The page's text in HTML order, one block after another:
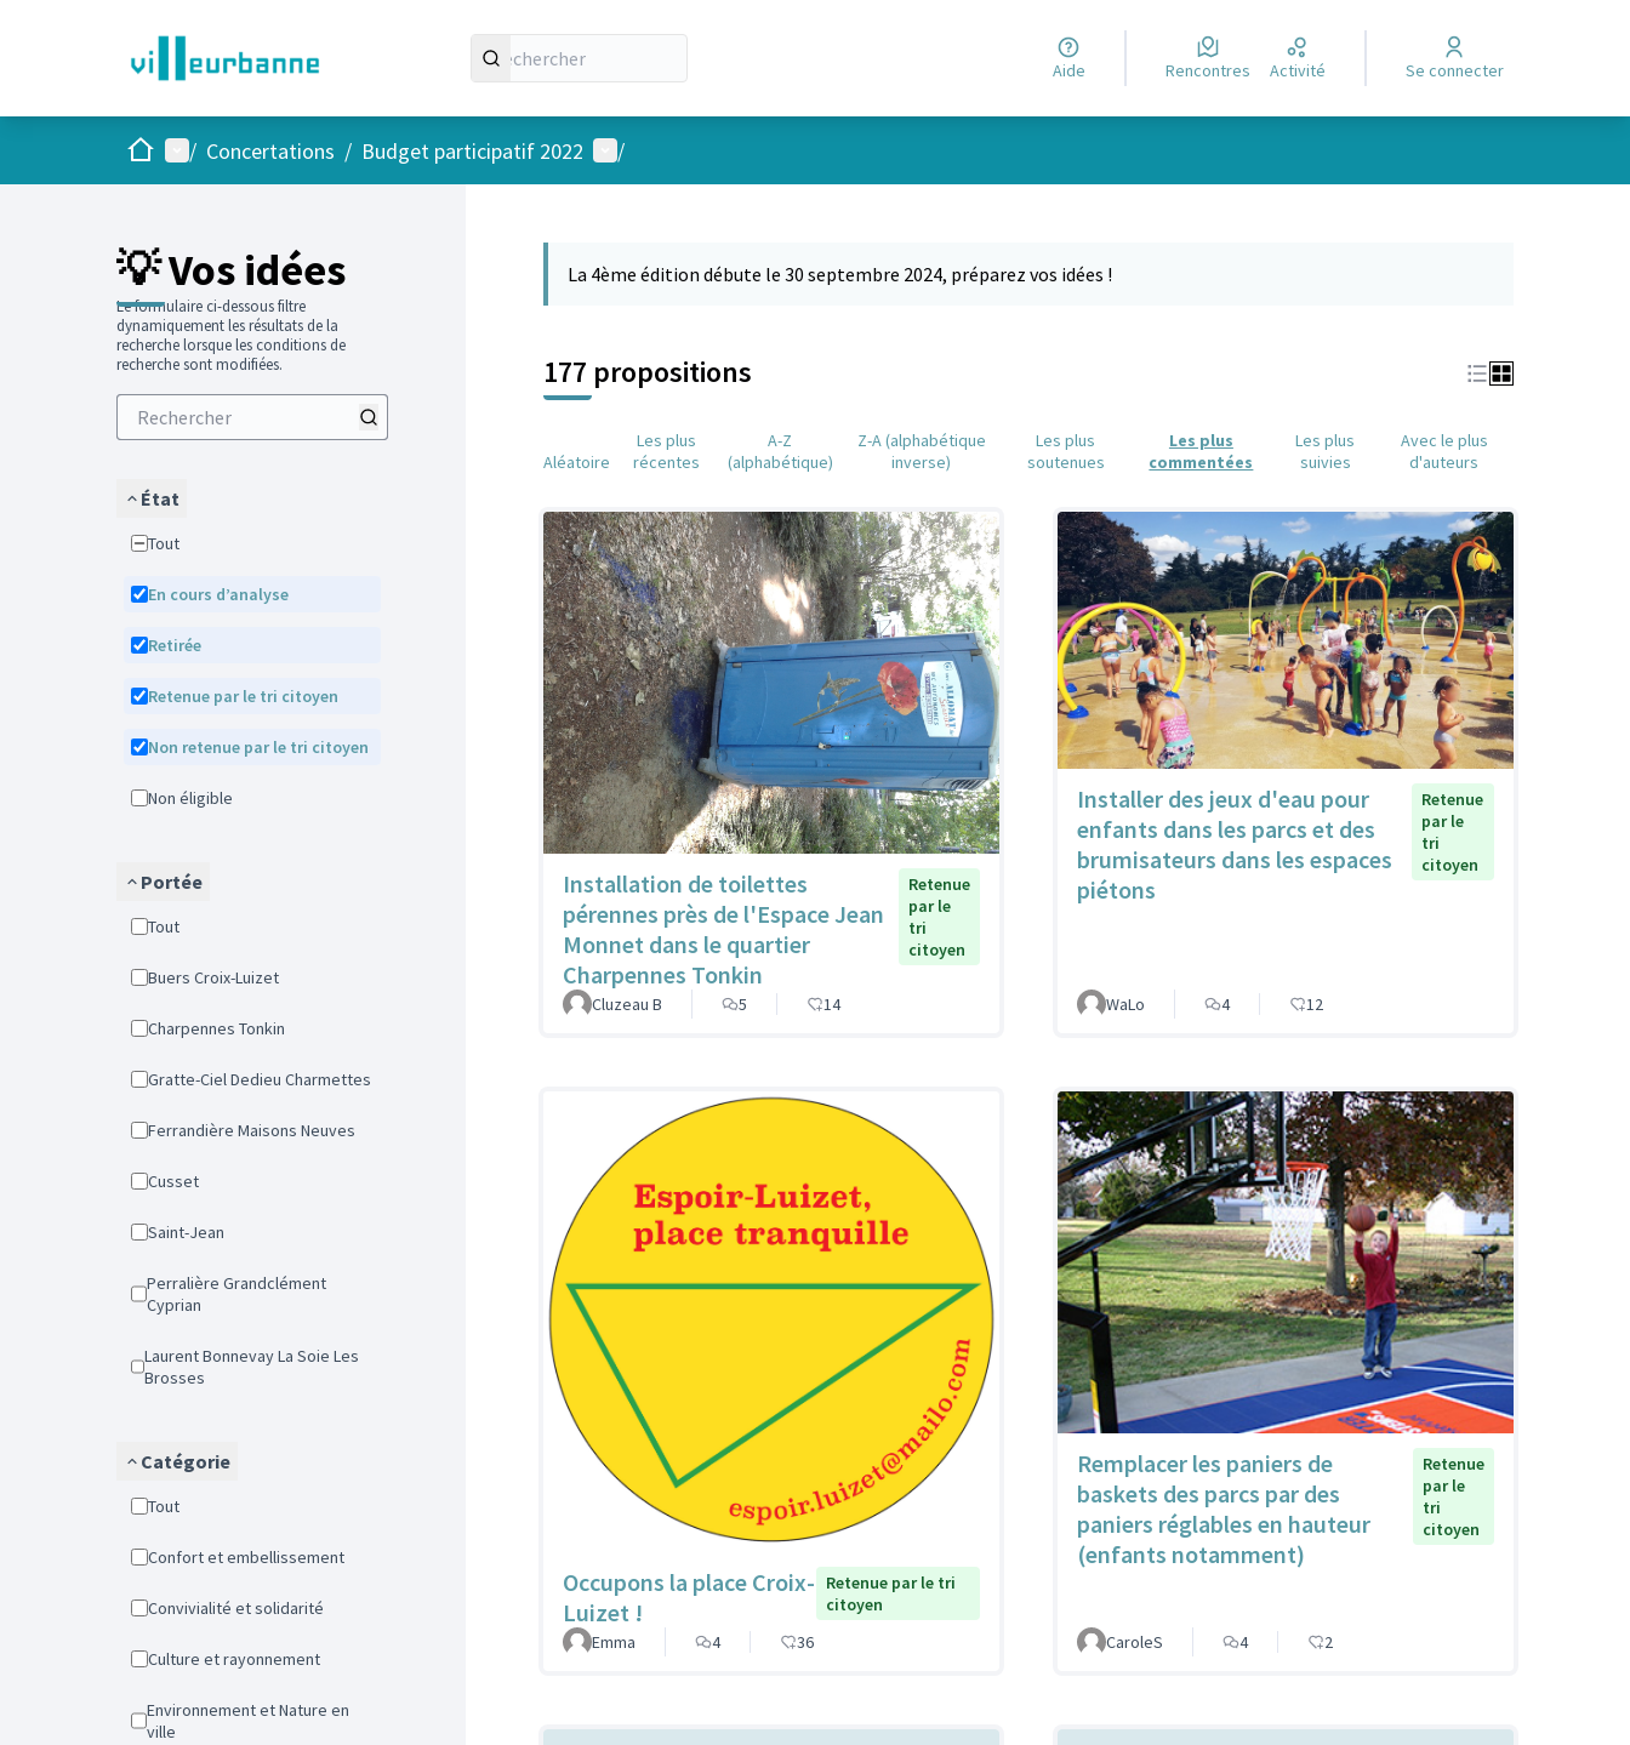
Aide Rencontres Activité Se connecter
AccueilMenu principal
/ Concertations / Budget participatif 2022 Menu utilisateur
/
💡 Vos idées
Le formulaire ci-dessous filtre
dynamiquement les résultats de la
recherche lorsque les conditions de
recherche sont modifiées.
État
Tout
En cours d’analyse
Retirée
Retenue par le tri citoyen
Non retenue par le tri citoyen
Non éligible
Portée
Tout
Buers Croix-Luizet
Charpennes Tonkin
Gratte-Ciel Dedieu Charmettes
Ferrandière Maisons Neuves
Cusset
Saint-Jean
Perralière Grandclément
Cyprian
Laurent Bonnevay La Soie Les
Brosses
Catégorie
Tout
Confort et embellissement
Convivialité et solidarité
Culture et rayonnement
Environnement et Nature en
ville
La 4ème édition débute le 30 septembre 2024, préparez vos idées !
177 propositions
Aléatoire
Les plus
récentes
A-Z
(alphabétique)
Z-A (alphabétique
inverse)
Les plus
soutenues
Les plus
commentées
Les plus
suivies
Avec le plus
d'auteurs
Installation de toilettes
pérennes près de l'Espace Jean
Monnet dans le quartier
Charpennes Tonkin
Retenue
par le
tri
citoyen
Cluzeau B 5 14
Installer des jeux d'eau pour
enfants dans les parcs et des
brumisateurs dans les espaces
piétons
Retenue
par le
tri
citoyen
WaLo 4 12
Occupons la place Croix-
Luizet !
Retenue par le tri
citoyen
Emma
4 36
Remplacer les paniers de
baskets des parcs par des
paniers réglables en hauteur
(enfants notamment)
Retenue
par le
tri
citoyen
CaroleS 4 2